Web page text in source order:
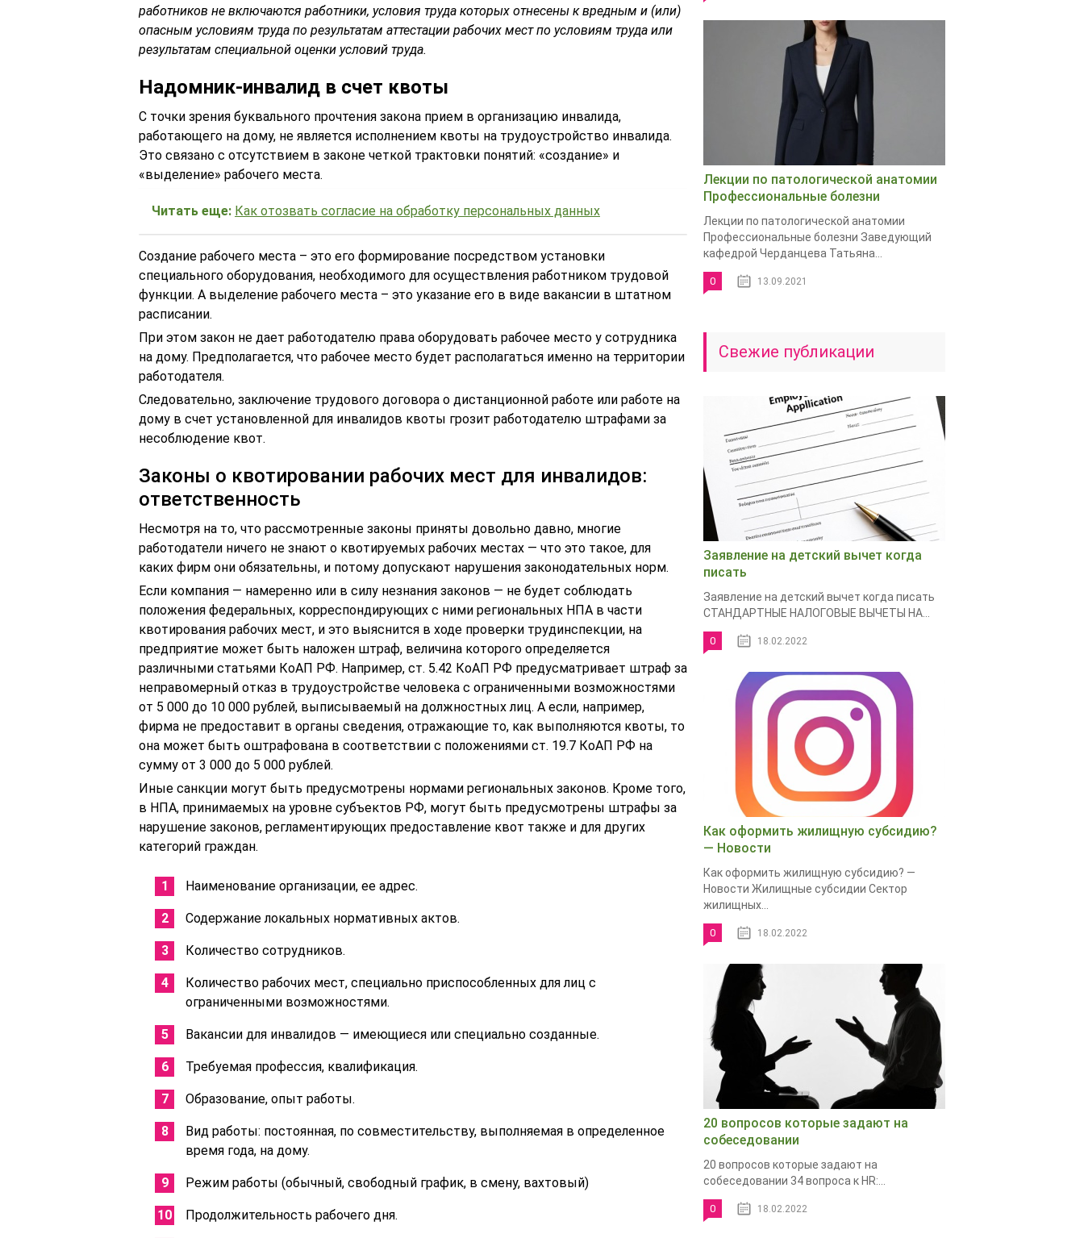
работников не включаются работники, условия труда которых отнесены к вредным и (или)
опасным условиям труда по результатам аттестации рабочих мест по условиям труда или
результатам специальной оценки условий труда.
Надомник-инвалид в счет квоты
С точки зрения буквального прочтения закона прием в организацию инвалида,
работающего на дому, не является исполнением квоты на трудоустройство инвалида.
Это связано с отсутствием в законе четкой трактовки понятий: «создание» и
«выделение» рабочего места.
Читать еще: Как отозвать согласие на обработку персональных данных
Создание рабочего места – это его формирование посредством установки
специального оборудования, необходимого для осуществления работником трудовой
функции. А выделение рабочего места – это указание его в виде вакансии в штатном
расписании.
При этом закон не дает работодателю права оборудовать рабочее место у сотрудника
на дому. Предполагается, что рабочее место будет располагаться именно на территории
работодателя.
Следовательно, заключение трудового договора о дистанционной работе или работе на
дому в счет установленной для инвалидов квоты грозит работодателю штрафами за
несоблюдение квот.
Законы о квотировании рабочих мест для инвалидов:
ответственность
Несмотря на то, что рассмотренные законы приняты довольно давно, многие
работодатели ничего не знают о квотируемых рабочих местах — что это такое, для
каких фирм они обязательны, и потому допускают нарушения законодательных норм.
Если компания — намеренно или в силу незнания законов — не будет соблюдать
положения федеральных, корреспондирующих с ними региональных НПА в части
квотирования рабочих мест, и это выяснится в ходе проверки трудинспекции, на
предприятие может быть наложен штраф, величина которого определяется
различными статьями КоАП РФ. Например, ст. 5.42 КоАП РФ предусматривает штраф за
неправомерный отказ в трудоустройстве человека с ограниченными возможностями
от 5 000 до 10 000 рублей, выписываемый на должностных лиц. А если, например,
фирма не предоставит в органы сведения, отражающие то, как выполняются квоты, то
она может быть оштрафована в соответствии с положениями ст. 19.7 КоАП РФ на
сумму от 3 000 до 5 000 рублей.
Иные санкции могут быть предусмотрены нормами региональных законов. Кроме того,
в НПА, принимаемых на уровне субъектов РФ, могут быть предусмотрены штрафы за
нарушение законов, регламентирующих предоставление квот также и для других
категорий граждан.
Наименование организации, ее адрес.
Содержание локальных нормативных актов.
Количество сотрудников.
Количество рабочих мест, специально приспособленных для лиц с
ограниченными возможностями.
Вакансии для инвалидов — имеющиеся или специально созданные.
Требуемая профессия, квалификация.
Образование, опыт работы.
Вид работы: постоянная, по совместительству, выполняемая в определенное
время года, на дому.
Режим работы (обычный, свободный график, в смену, вахтовый)
Продолжительность рабочего дня.
Лекции по патологической анатомии
Профессиональные болезни
Лекции по патологической анатомии
Профессиональные болезни Заведующий
кафедрой Черданцева Татьяна...
0 13.09.2021
Свежие публикации
Заявление на детский вычет когда
писать
Заявление на детский вычет когда писать
СТАНДАРТНЫЕ НАЛОГОВЫЕ ВЫЧЕТЫ НА...
0 18.02.2022
Как оформить жилищную субсидию?
— Новости
Как оформить жилищную субсидию? —
Новости Жилищные субсидии Сектор
жилищных...
0 18.02.2022
20 вопросов которые задают на
собеседовании
20 вопросов которые задают на
собеседовании 34 вопроса к HR:...
0 18.02.2022